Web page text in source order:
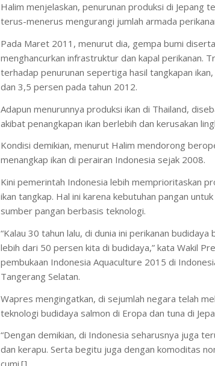
Halim menjelaskan, penurunan produksi di Jepang
terus-menerus mengurangi jumlah armada
Pada Maret 2011, menurut dia, gempa bumi
menghancurkan infrastruktur dan kapal perikanan.
terhadap penurunan sepertiga hasil tangkapan
dan 3,5 persen pada tahun 2012.
Adapun menurunnya produksi ikan di Thailand,
akibat penangkapan ikan berlebih dan kerusakan
Kondisi demikian, menurut Halim mendorong
menangkap ikan di perairan Indonesia sejak 2008.
Kini pemerintah Indonesia lebih memprioritaskan
ikan tangkap. Hal ini karena kebutuhan pangan
sumber pangan berbasis teknologi.
“Kalau 30 tahun lalu, di dunia ini perikanan
lebih dari 50 persen kita di budidaya,” kata Wakil
pembukaan Indonesia Aquaculture 2015 di
Tangerang Selatan.
Wapres mengingatkan, di sejumlah negara telah
teknologi budidaya salmon di Eropa dan tuna di
“Dengan demikian, di Indonesia seharusnya juga
dan kerapu. Serta begitu juga dengan komoditas